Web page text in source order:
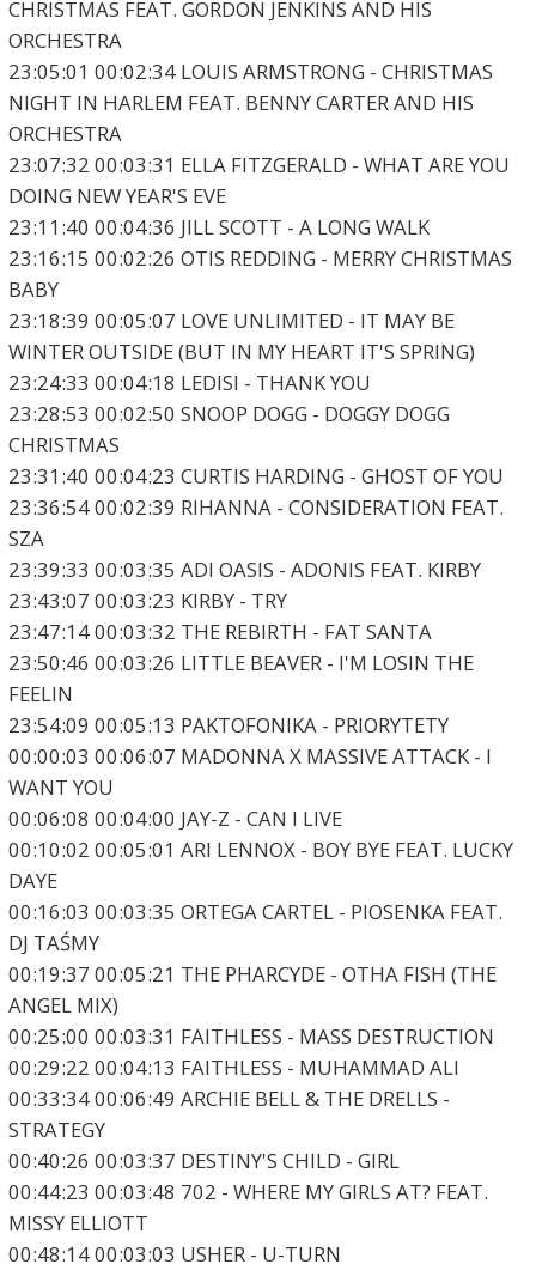
CHRISTMAS FEAT. GORDON JENKINS AND HIS
ORCHESTRA
23:05:01 00:02:34 LOUIS ARMSTRONG - CHRISTMAS
NIGHT IN HARLEM FEAT. BENNY CARTER AND HIS
ORCHESTRA
23:07:32 00:03:31 ELLA FITZGERALD - WHAT ARE YOU
DOING NEW YEAR'S EVE
23:11:40 00:04:36 JILL SCOTT - A LONG WALK
23:16:15 00:02:26 OTIS REDDING - MERRY CHRISTMAS
BABY
23:18:39 00:05:07 LOVE UNLIMITED - IT MAY BE
WINTER OUTSIDE (BUT IN MY HEART IT'S SPRING)
23:24:33 00:04:18 LEDISI - THANK YOU
23:28:53 00:02:50 SNOOP DOGG - DOGGY DOGG
CHRISTMAS
23:31:40 00:04:23 CURTIS HARDING - GHOST OF YOU
23:36:54 00:02:39 RIHANNA - CONSIDERATION FEAT.
SZA
23:39:33 00:03:35 ADI OASIS - ADONIS FEAT. KIRBY
23:43:07 00:03:23 KIRBY - TRY
23:47:14 00:03:32 THE REBIRTH - FAT SANTA
23:50:46 00:03:26 LITTLE BEAVER - I'M LOSIN THE
FEELIN
23:54:09 00:05:13 PAKTOFONIKA - PRIORYTETY
00:00:03 00:06:07 MADONNA X MASSIVE ATTACK - I
WANT YOU
00:06:08 00:04:00 JAY-Z - CAN I LIVE
00:10:02 00:05:01 ARI LENNOX - BOY BYE FEAT. LUCKY
DAYE
00:16:03 00:03:35 ORTEGA CARTEL - PIOSENKA FEAT.
DJ TAŚMY
00:19:37 00:05:21 THE PHARCYDE - OTHA FISH (THE
ANGEL MIX)
00:25:00 00:03:31 FAITHLESS - MASS DESTRUCTION
00:29:22 00:04:13 FAITHLESS - MUHAMMAD ALI
00:33:34 00:06:49 ARCHIE BELL & THE DRELLS -
STRATEGY
00:40:26 00:03:37 DESTINY'S CHILD - GIRL
00:44:23 00:03:48 702 - WHERE MY GIRLS AT? FEAT.
MISSY ELLIOTT
00:48:14 00:03:03 USHER - U-TURN